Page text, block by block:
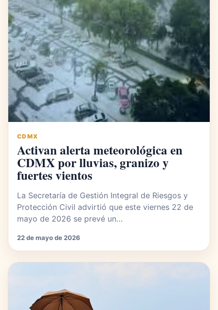
CDMX
Activan alerta meteorológica en
CDMX por lluvias, granizo y
fuertes vientos
La Secretaría de Gestión Integral de Riesgos y
Protección Civil advirtió que este viernes 22 de
mayo de 2026 se prevé un…
22 de mayo de 2026